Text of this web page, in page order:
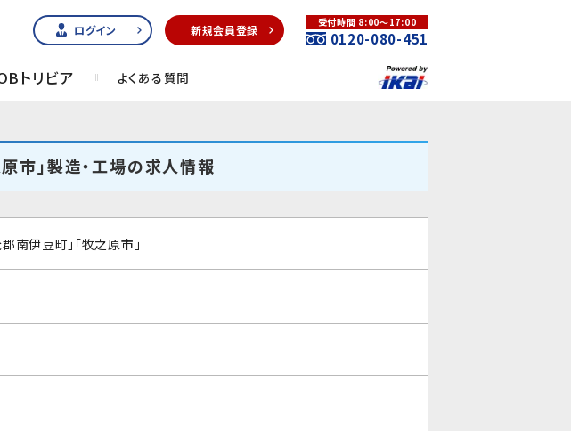
ログイン 新規会員登録
受付時間 8:00～17:00
0120-080-451
トリビア よくある質問
市」製造・工場の求人情報
南伊豆町」「牧之原市」